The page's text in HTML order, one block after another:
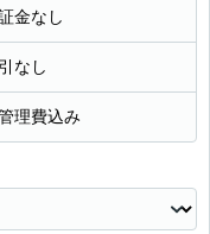
金なし
なし
理費込み